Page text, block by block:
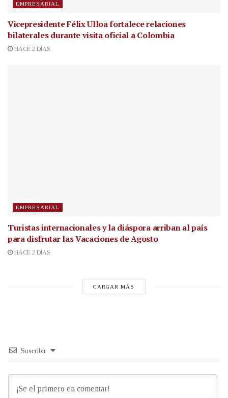
EMPRESARIAL
Vicepresidente Félix Ulloa fortalece relaciones
bilaterales durante visita oficial a Colombia
HACE 2 DÍAS
EMPRESARIAL
Turistas internacionales y la diáspora arriban al país
para disfrutar las Vacaciones de Agosto
HACE 2 DÍAS
CARGAR MÁS
Suscribir